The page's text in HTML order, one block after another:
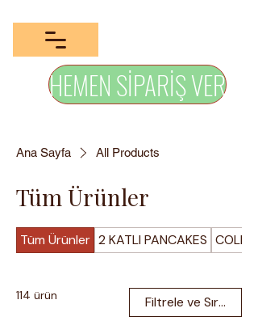
HEMEN SİPARİŞ VER
Ana Sayfa All Products
Tüm Ürünler
Tüm Ürünler 2 KATLI PANCAKES COLD
114 ürün Filtrele ve Sırala